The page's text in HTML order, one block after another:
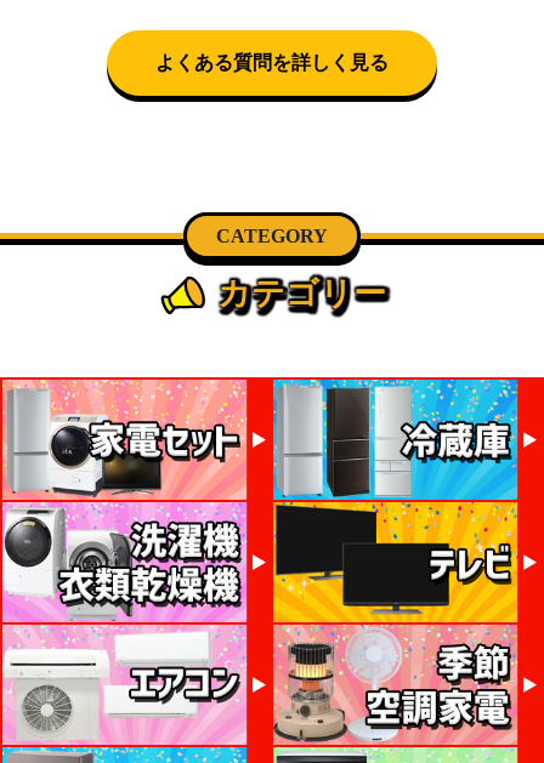
話にて日時決定に関するご連絡をさせて頂きます。
よくある質問を詳しく見る
CATEGORY
カテゴリー